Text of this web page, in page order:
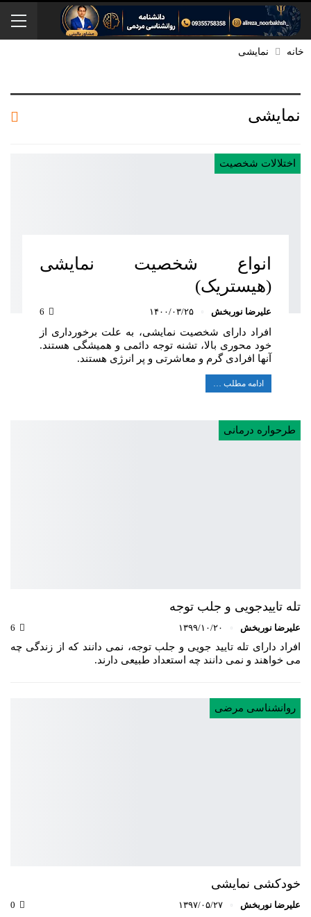
خانه نمایشی
نمایشی
اختلالات شخصیت
انواع شخصیت نمایشی
(هیستریک)
علیرضا نوربخش ۱۴۰۰/۰۳/۲۵
افراد دارای شخصیت نمایشی، به علت برخورداری از
خود محوری بالا، تشنه توجه دائمی و همیشگی هستند.
آنها افرادی گرم و معاشرتی و پر انرژی هستند.
ادامه مطلب …
طرحواره درمانی
تله تاییدجویی و جلب توجه
علیرضا نوربخش ۱۳۹۹/۱۰/۲۰
افراد دارای تله تایید جویی و جلب توجه، نمی دانند که از زندگی چه
می خواهند و نمی دانند چه استعداد طبیعی دارند.
روانشناسی مرضی
خودکشی نمایشی
علیرضا نوربخش ۱۳۹۷/۰۵/۲۷